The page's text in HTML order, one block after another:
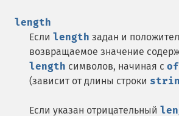
length
Если length задан и
возвращаемое значение
length символов, начиная с
(зависит от длины строки
Если указан отрицательный